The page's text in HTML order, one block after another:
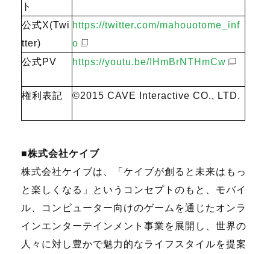
ト
公式X(Twi
tter)
https://twitter.com/mahouotome_inf
o
公式PV
https://youtu.be/IHmBrNTHmCw
権利表記 ©2015 CAVE Interactive CO., LTD.
■株式会社ケイブ
株式会社ケイブは、「ケイブが創ると未来はもっ
と楽しくなる」というコンセプトのもと、モバイ
ル、コンピューター向けのゲームを通じたオンラ
インエンターテインメント事業を展開し、世界の
人々に対し豊かで魅力的なライフスタイルを提案